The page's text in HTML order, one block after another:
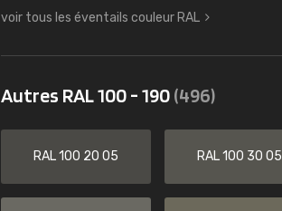
voir tous les éventails couleur RAL
Autres RAL 100 - 190(496)
RAL 100 20 05 RAL 100 30 05